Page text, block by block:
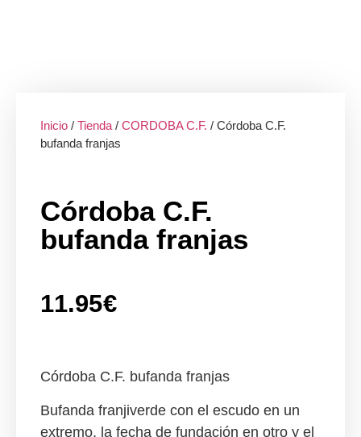
Inicio / Tienda / CORDOBA C.F. / Córdoba C.F.
bufanda franjas
Córdoba C.F.
bufanda franjas
11.95€
Córdoba C.F. bufanda franjas
Bufanda franjiverde con el escudo en un
extremo, la fecha de fundación en otro y el